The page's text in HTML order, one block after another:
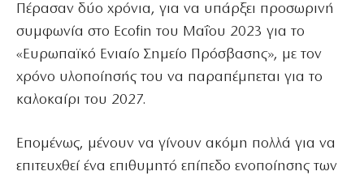
Πέρασαν δύο χρόνια, για να υπάρξει προσωρινή
συμφωνία στο Ecofin του Μαΐου 2023 για το
«Ευρωπαϊκό Ενιαίο Σημείο Πρόσβασης», με τον
χρόνο υλοποίησής του να παραπέμπεται για το
καλοκαίρι του 2027.
Επομένως, μένουν να γίνουν ακόμη πολλά για να
επιτευχθεί ένα επιθυμητό επίπεδο ενοποίησης των